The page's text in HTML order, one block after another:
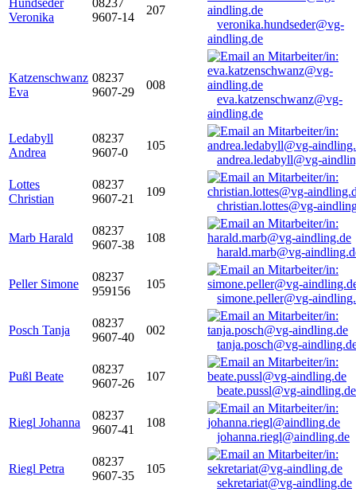
Hundseder
Veronika
08237
9607-14
207
veronika.hundseder@vg-
aindling.de
Katzenschwanz
Eva
08237
9607-29
008
eva.katzenschwanz@vg-
aindling.de
Ledabyll
Andrea
08237
9607-0
105
andrea.ledabyll@vg-
Lottes
Christian
08237
9607-21
109
christian.lottes@vg-
Marb Harald
08237
9607-38
108
harald.marb@vg-
Peller Simone
08237
959156
105
simone.peller@vg-
Posch Tanja
08237
9607-40
002
tanja.posch@vg-
Pußl Beate
08237
9607-26
107
beate.pussl@vg-aindling.de
Riegl Johanna
08237
9607-41
108
johanna.riegl@aindling.de
Riegl Petra
08237
9607-35
105
sekretariat@vg-aindling.de